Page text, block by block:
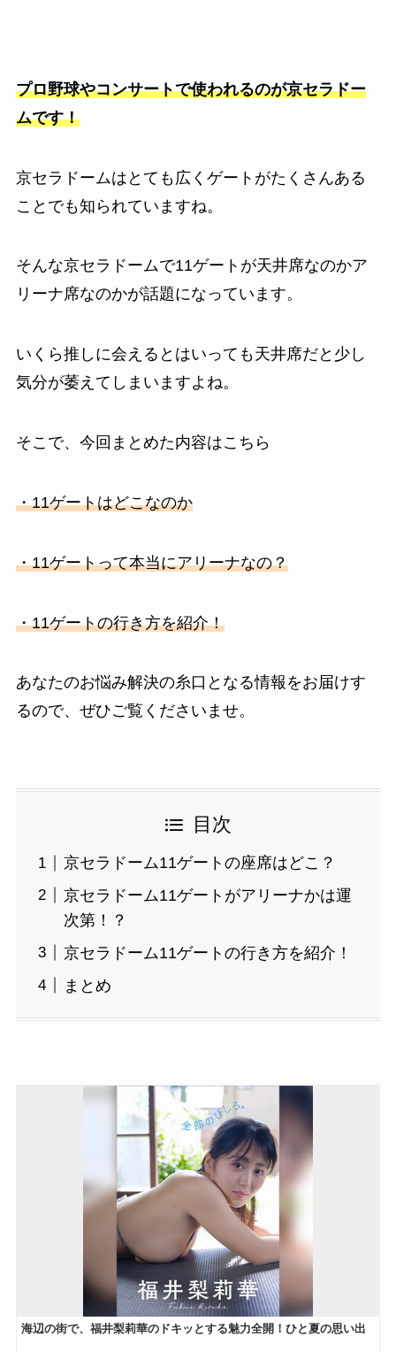
プロ野球やコンサートで使われるのが京セラドー
ムです！
京セラドームはとても広くゲートがたくさんある
ことでも知られていますね。
そんな京セラドームで11ゲートが天井席なのかア
リーナ席なのかが話題になっています。
いくら推しに会えるとはいっても天井席だと少し
気分が萎えてしまいますよね。
そこで、今回まとめた内容はこちら
・11ゲートはどこなのか
・11ゲートって本当にアリーナなの？
・11ゲートの行き方を紹介！
あなたのお悩み解決の糸口となる情報をお届けす
るので、ぜひご覧くださいませ。
目次
京セラドーム11ゲートの座席はどこ？
京セラドーム11ゲートがアリーナかは運
次第！？
京セラドーム11ゲートの行き方を紹介！
まとめ